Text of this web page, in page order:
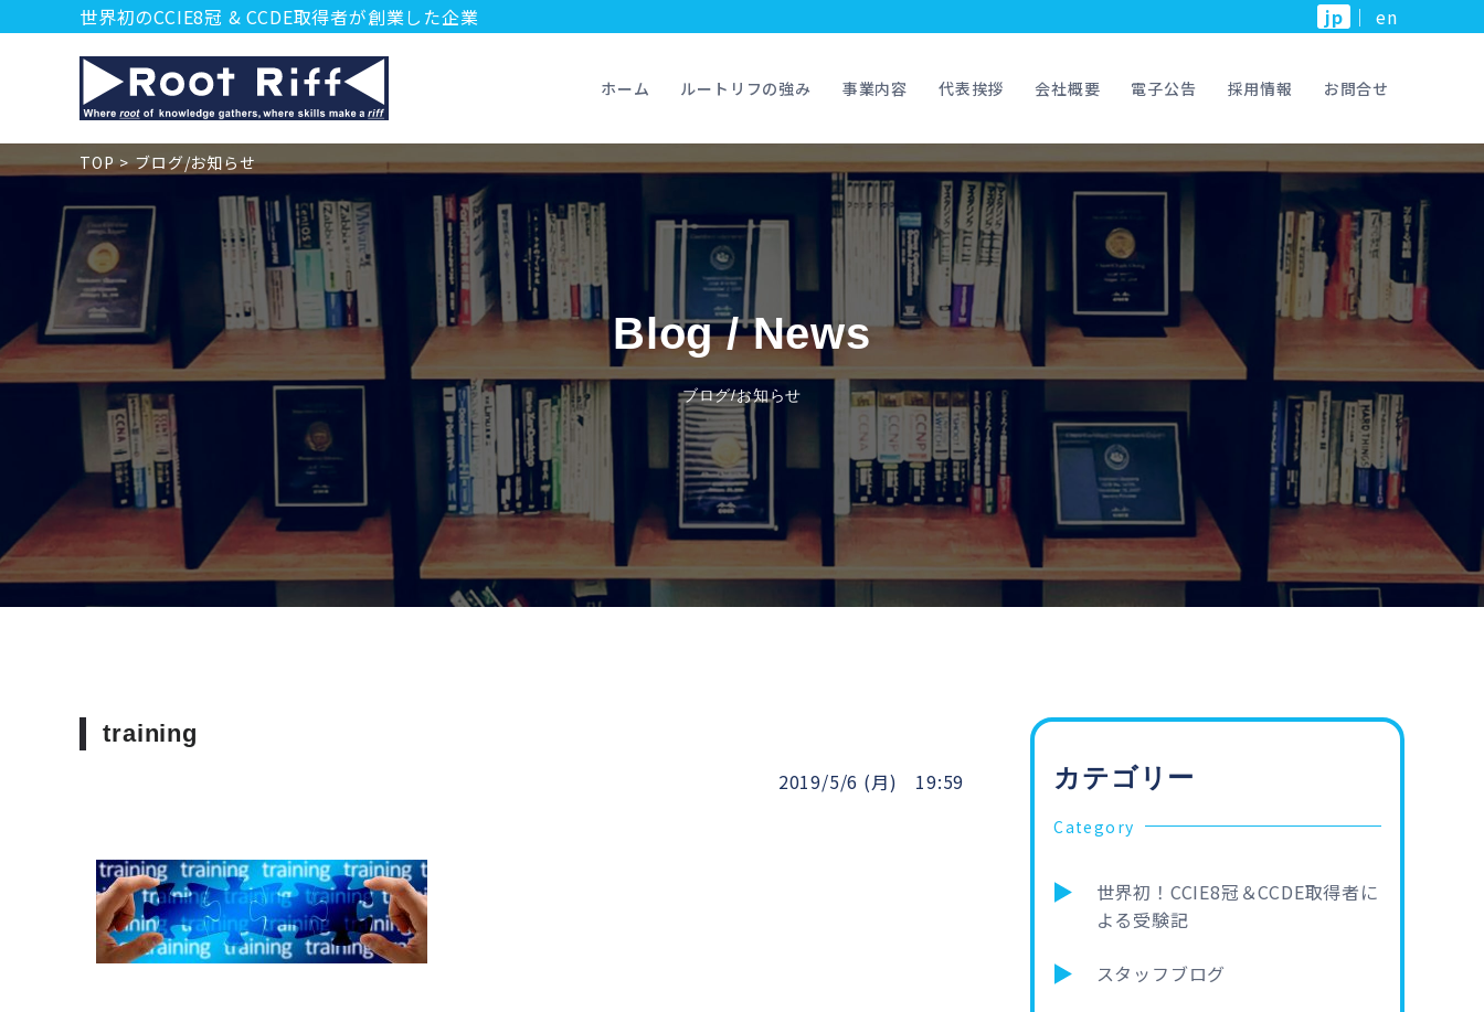
世界初のCCIE8冠 & CCDE取得者が創業した企業 jp ｜ en
ホーム ルートリフの強み 事業内容 代表挨拶 会社概要 電子公告 採用情報 お問合せ
TOP ブログ/お知らせ
Blog / News
ブログ/お知らせ
training
2019/5/6 (月) 19:59 カテゴリー
Category
世界初！CCIE8冠＆CCDE取得者に
よる受験記
スタッフブログ